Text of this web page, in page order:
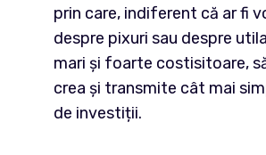
prin care, indiferent că ar fi
despre pixuri sau despre
mari și foarte costisitoare,
crea și transmite cât mai
de investiții.